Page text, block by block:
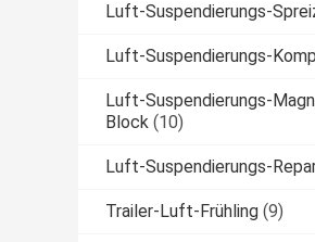
Luft-Suspendierungs-
Luft-Suspendierungs-
Luft-Suspendierungs-
Block (10)
Luft-Suspendierungs-
Trailer-Luft-Frühling (9)